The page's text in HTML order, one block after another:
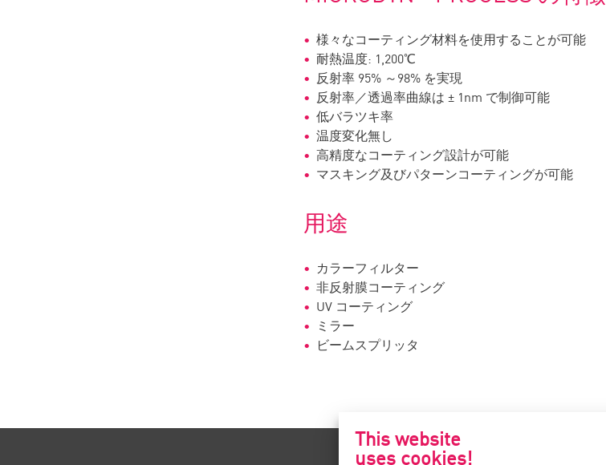
様々なコーティング材料を使用することが可能
耐熱温度: 1,200℃
反射率 95% ～98% を実現
反射率／透過率曲線は ± 1nm で制御可能
低バラツキ率
温度変化無し
高精度なコーティング設計が可能
マスキング及びパターンコーティングが可能
用途
カラーフィルター
非反射膜コーティング
UV コーティング
ミラー
ビームスプリッタ
This website
uses cookies!